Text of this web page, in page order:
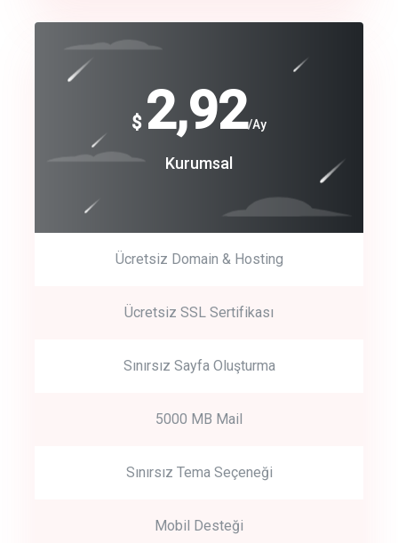
crm auto cync
track energy costs
Get Started
Start by trying our service for 30 days free trial no credit card
$ 2,92/Ay
Kurumsal
Ücretsiz Domain & Hosting
Ücretsiz SSL Sertifikası
Sınırsız Sayfa Oluşturma
5000 MB Mail
Sınırsız Tema Seçeneği
Mobil Desteği
$
240
Coroprate